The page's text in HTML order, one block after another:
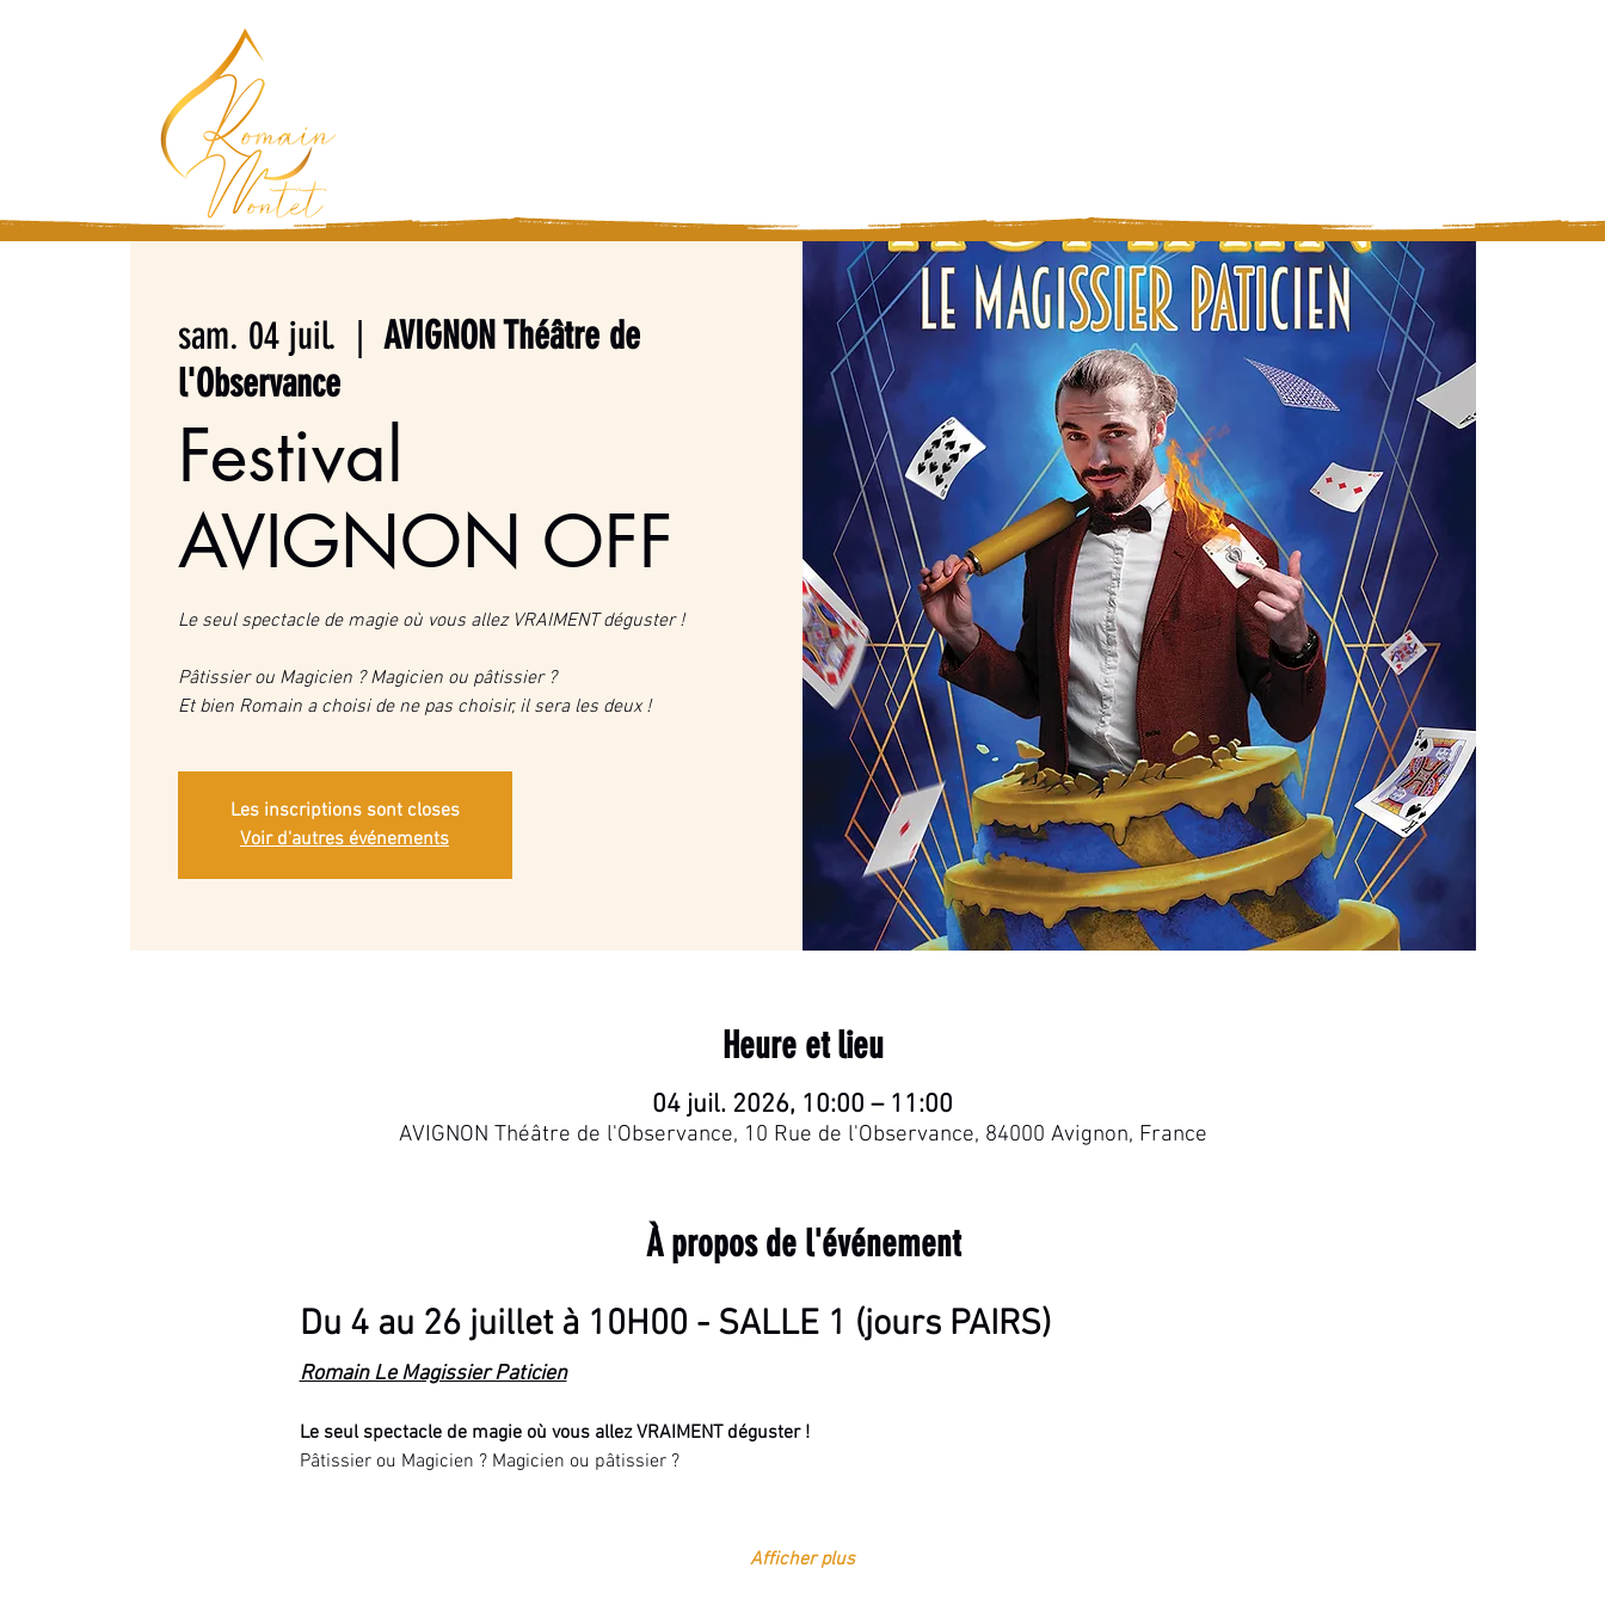
sam. 04 juil.
  |
AVIGNON Théâtre de
l'Observance
Festival
AVIGNON OFF
Le seul spectacle de magie où vous allez VRAIMENT déguster !
Pâtissier ou Magicien ? Magicien ou pâtissier ?
Et bien Romain a choisi de ne pas choisir, il sera les deux !
Les inscriptions sont closes
Voir d'autres événements
Heure et lieu
04 juil. 2026, 10:00 – 11:00
AVIGNON Théâtre de l'Observance, 10 Rue de l'Observance, 84000 Avignon, France
À propos de l'événement
Du 4 au 26 juillet à 10H00 - SALLE 1 (jours PAIRS)
Romain Le Magissier Paticien
Le seul spectacle de magie où vous allez VRAIMENT déguster !
Pâtissier ou Magicien ? Magicien ou pâtissier ?
Afficher plus